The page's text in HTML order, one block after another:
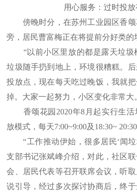
用心服务：过时投
傍晚时分，在苏州工业园区香颂
旁，居民曹富梅正在将提前分好类的
“以前小区里放的都是露天垃圾
垃圾随手扔到地上，环境很糟糕。
投放点，现在每天吃过晚饭，我就
掉。大家一起努力，小区变化非常大
香颂花园2020年8月起实行生活
放模式，每天7:00~9:00及18:30~
“工作推动伊始，很多居民‘闻垃
支部书记张斌峰介绍，对此，社区
会、居民代表等召开联席会议，听
说引导，经过多次探讨协商后，终